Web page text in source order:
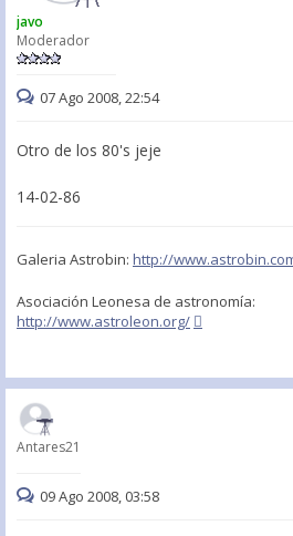
javo
Moderador
07 Ago 2008, 22:54
Otro de los 80's jeje
14-02-86
Galeria Astrobin: http://
Asociación Leonesa de astronomía:
http://www.astroleon.org/
Antares21
09 Ago 2008, 03:58